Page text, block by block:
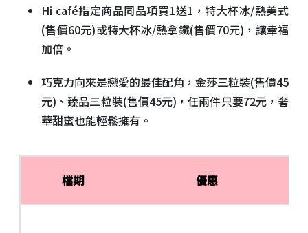
Hi café指定商品同品項買1送1，特大杯冰/熱美式
(售價60元)或特大杯冰/熱拿鐵(售價70元)，讓幸福
加倍。
巧克力向來是戀愛的最佳配角，金莎三粒裝(售價45
元)、臻品三粒裝(售價45元)，任兩件只要72元，奢
華甜蜜也能輕鬆擁有。
檔期 優惠